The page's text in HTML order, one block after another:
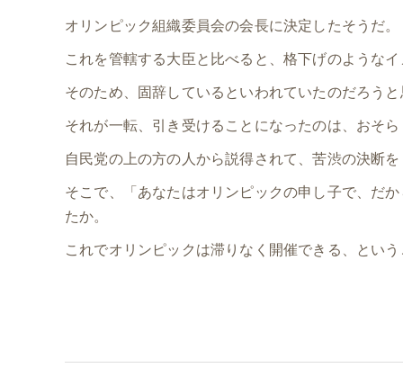
オリンピック組織委員会の会長に決定したそうだ。
これを管轄する大臣と比べると、格下げのようなイ
そのため、固辞しているといわれていたのだろうと
それが一転、引き受けることになったのは、おそ
自民党の上の方の人から説得されて、苦渋の決断を
そこで、「あなたはオリンピックの申し子で、だ
たか。
これでオリンピックは滞りなく開催できる、とい